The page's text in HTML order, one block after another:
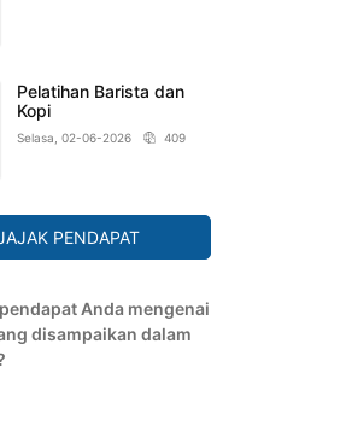
Pelatihan Barista dan
Kopi
Selasa, 02-06-2026 409
PENDAPAT
Anda mengenai
disampaikan dalam